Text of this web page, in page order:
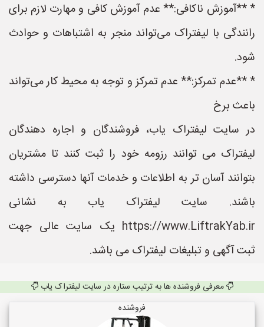
* **آموزش ناکافی:** عدم آموزش کافی و مهارت لازم برای
رانندگی با لیفتراک می‌تواند منجر به اشتباهات و حوادث
شود.
* **عدم تمرکز:** عدم تمرکز و توجه به محیط کار می‌تواند
باعث برخ
در سایت لیفتراک یاب، فروشندگان و اجاره دهندگان
لیفتراک می توانند رزومه خود را ثبت کنند تا مشتریان
بتوانند آسان تر به اطلاعات و خدمات آنها دسترسی داشته
باشند. سایت لیفتراک یاب به نشانی
https://www.LiftrakYab.ir یک سایت عالی جهت
ثبت آگهی و تبلیغات لیفتراک می باشد.
معرفی فروشنده ها به ترتیب ستاره در سایت لیفتراک یاب
فروشنده